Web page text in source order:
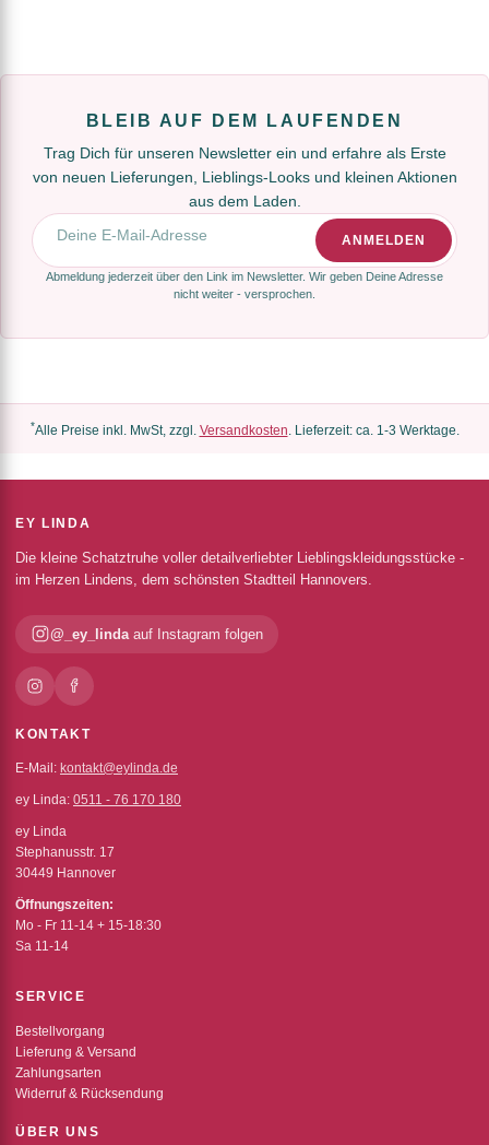
BLEIB AUF DEM LAUFENDEN
Trag Dich für unseren Newsletter ein und erfahre als Erste
von neuen Lieferungen, Lieblings-Looks und kleinen Aktionen
aus dem Laden.
E-Mail-Adresse
ANMELDEN
Abmeldung jederzeit über den Link im Newsletter. Wir geben Deine Adresse
nicht weiter - versprochen.
*Alle Preise inkl. MwSt, zzgl. Versandkosten. Lieferzeit: ca. 1-3 Werktage.
EY LINDA
Die kleine Schatztruhe voller detailverliebter Lieblingskleidungsstücke -
im Herzen Lindens, dem schönsten Stadtteil Hannovers.
@_ey_linda auf Instagram folgen
KONTAKT
E-Mail: kontakt@eylinda.de
ey Linda: 0511 - 76 170 180
ey Linda
Stephanusstr. 17
30449 Hannover
Öffnungszeiten:
Mo - Fr 11-14 + 15-18:30
Sa 11-14
SERVICE
Bestellvorgang
Lieferung & Versand
Zahlungsarten
Widerruf & Rücksendung
ÜBER UNS